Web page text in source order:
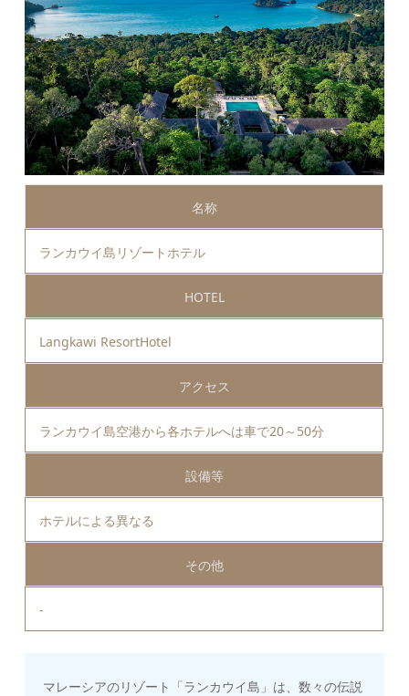
名称
ランカウイ島リゾートホテル
HOTEL
Langkawi ResortHotel
アクセス
ランカウイ島空港から各ホテルへは車で20～50分
設備等
ホテルによる異なる
その他
-
マレーシアのリゾート「ランカウイ島」は、数々の伝説